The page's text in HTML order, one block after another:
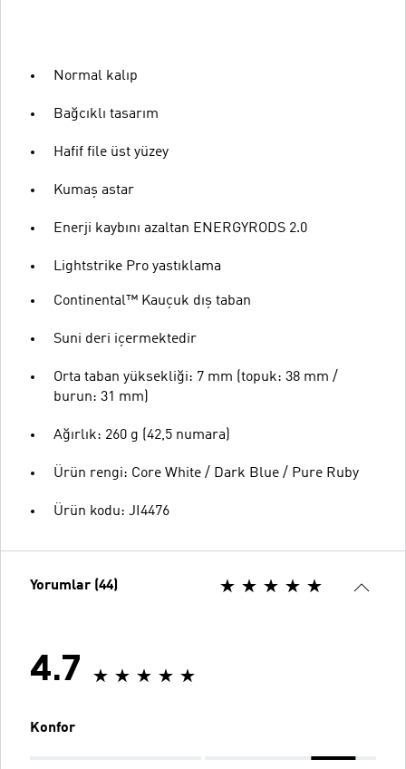
Normal kalıp
Bağcıklı tasarım
Hafif file üst yüzey
Kumaş astar
Enerji kaybını azaltan ENERGYRODS 2.0
Lightstrike Pro yastıklama
Continental™ Kauçuk dış taban
Suni deri içermektedir
Orta taban yüksekliği: 7 mm (topuk: 38 mm /
burun: 31 mm)
Ağırlık: 260 g (42,5 numara)
Ürün rengi: Core White / Dark Blue / Pure Ruby
Ürün kodu: JI4476
Yorumlar (44)
4.7
Konfor